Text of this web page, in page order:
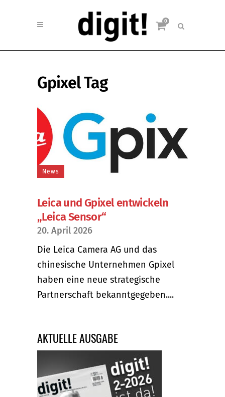
0
Gpixel Tag
News
Leica und Gpixel entwickeln
„Leica Sensor“
20. April 2026
Die Leica Camera AG und das
chinesische Unternehmen Gpixel
haben eine neue strategische
Partnerschaft bekanntgegeben....
AKTUELLE AUSGABE